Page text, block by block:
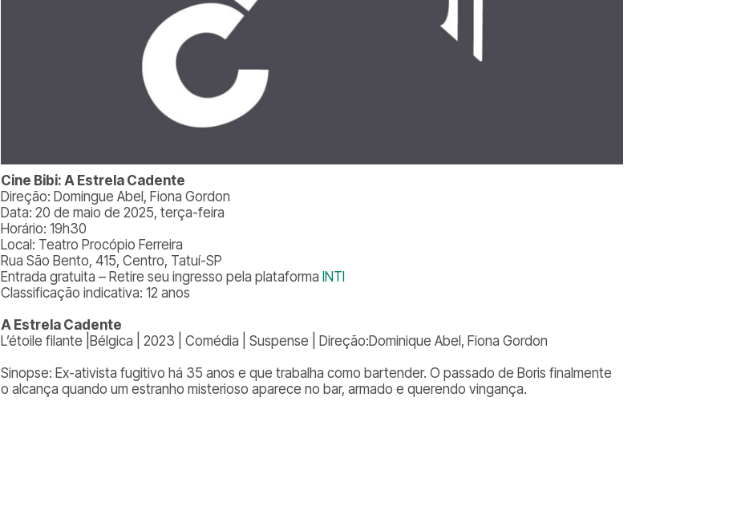
Cine Bibi: A Estrela Cadente
Direção: Domingue Abel, Fiona Gordon
Data: 20 de maio de 2025, terça-feira
Horário: 19h30
Local: Teatro Procópio Ferreira
Rua São Bento, 415, Centro, Tatuí-SP
Entrada gratuita – Retire seu ingresso pela plataformaINTI
Classificação indicativa: 12 anos
A Estrela Cadente
L’étoile filante |Bélgica | 2023 | Comédia | Suspense | Direção:Dominique Abel, Fiona Gordon
Sinopse: Ex-ativista fugitivo há 35 anos e que trabalha como bartender. O passado de Boris finalmente
o alcança quando um estranho misterioso aparece no bar, armado e querendo vingança.